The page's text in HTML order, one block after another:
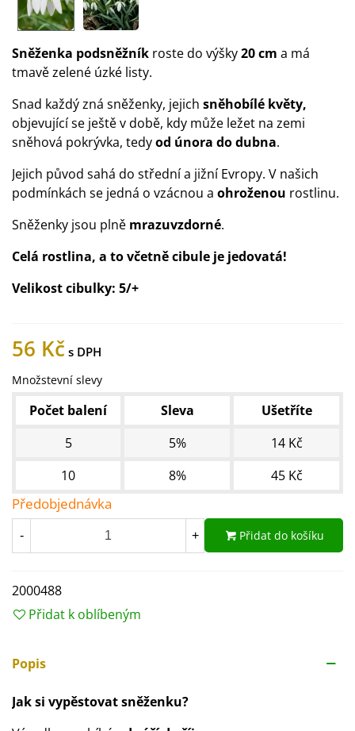
Sněženka podsněžník roste do výšky20 cm a má
tmavě zelené úzké listy.
Snad každý zná sněženky, jejich sněhobílé květy,
objevující se ještě v době, kdy může ležet na zemi
sněhová pokrývka, tedyod února do dubna.
Jejich původ sahá do střední a jižní Evropy. V našich
podmínkách se jedná o vzácnou a ohroženou rostlinu.
Sněženky jsou plně mrazuvzdorné.
Celá rostlina, a to včetně cibule je jedovatá!
Velikost cibulky: 5/+
56 Kč
Množstevní slevy
Počet balení Sleva
Ušetříte
5
5%
14 Kč
10
8% 45 Kč
Předobjednávka
- + Přidat do košíku
2000488
Přidat k oblíbeným
Popis
Jak si vypěstovat sněženku?